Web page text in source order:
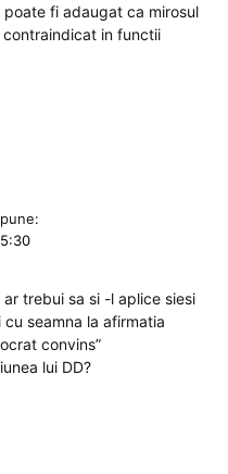
fi adaugat ca mirosul
in functii
trebui sa si -l aplice siesi
seamna la afirmatia
convins”
lui DD?